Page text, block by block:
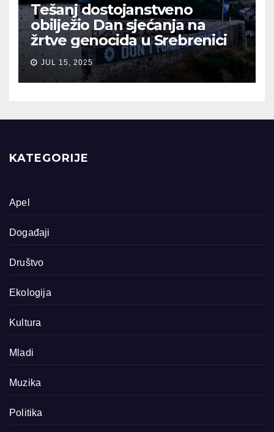
Tešanj dostojanstveno
obilježio Dan sjećanja na
žrtve genocida u Srebrenici
JUL 15, 2025
KATEGORIJE
Apel
Događaji
Društvo
Ekologija
Kultura
Mladi
Muzika
Politika